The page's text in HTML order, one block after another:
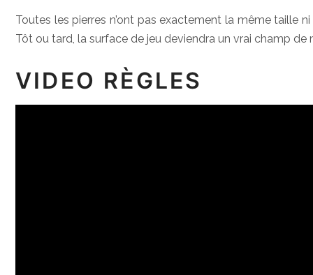
Toutes les pierres n’ont pas exactement la même taille
Tôt ou tard, la surface de jeu deviendra un vrai champ
VIDEO RÈGLES